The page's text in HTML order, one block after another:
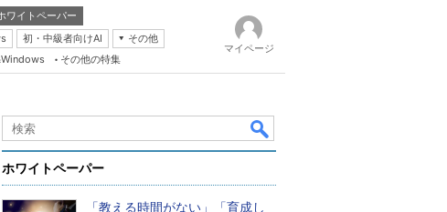
ワイトペーパー
初・中級者向けAI
その他
その他の特集
マイページ
ホワイトペーパー
「教える時間がない」「育成し